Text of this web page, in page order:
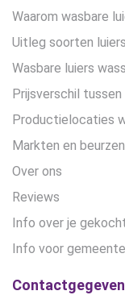
Waarom wasbare
Uitleg soorten luiers
Wasbare luiers
Prijsverschil
Productielocaties
Markten en beurzen
Over ons
Reviews
Info over je
Info voor